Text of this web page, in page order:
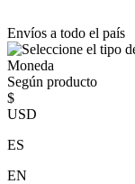
Envíos a todo el país
Moneda
Según producto
$
USD
ES
EN